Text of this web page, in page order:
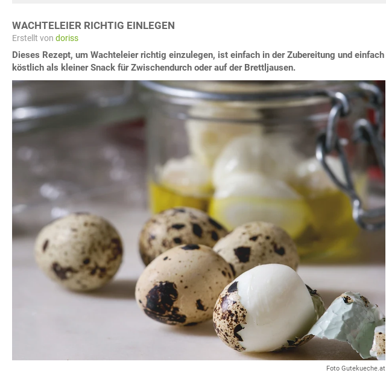
WACHTELEIER RICHTIG EINLEGEN
Erstellt von doriss
Dieses Rezept, um Wachteleier richtig einzulegen, ist einfach in der Zubereitung und einfach
köstlich als kleiner Snack für Zwischendurch oder auf der Brettljausen.
Foto Gutekueche.at